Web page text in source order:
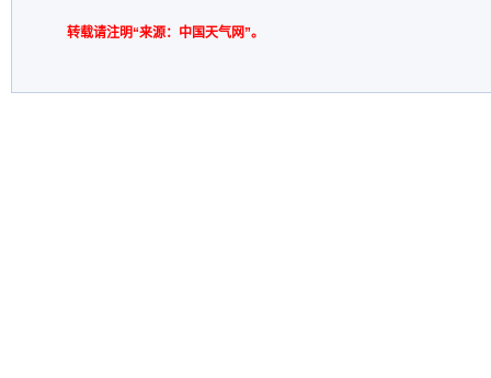
转载请注明“来源：中国天气网”。